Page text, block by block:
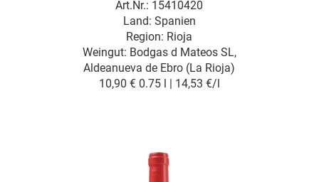
Art.Nr.: 15410420
Land: Spanien
Weingut: Bodgas d Mateos SL,
Aldeanueva de Ebro (La Rioja)
Region: Rioja
10,90 € 0.75 l | 14,53 €/l